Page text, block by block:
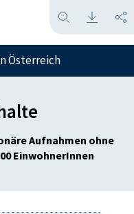
Österreich
Aufnahmen ohne
EinwohnerInnen